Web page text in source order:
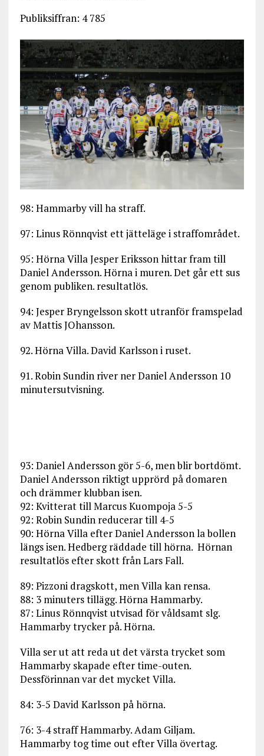
Publiksiffran: 4 785
98: Hammarby vill ha straff.
97: Linus Rönnqvist ett jätteläge i straffområdet.
95: Hörna Villa Jesper Eriksson hittar fram till
Daniel Andersson. Hörna i muren. Det går ett sus
genom publiken. resultatlös.
94: Jesper Bryngelsson skott utranför framspelad
av Mattis JOhansson.
92. Hörna Villa. David Karlsson i ruset.
91. Robin Sundin river ner Daniel Andersson 10
minutersutvisning.
93: Daniel Andersson gör 5-6, men blir bortdömt.
Daniel Andersson riktigt upprörd på domaren
och drämmer klubban isen.
92: Kvitterat till Marcus Kuompoja 5-5
92: Robin Sundin reducerar till 4-5
90: Hörna Villa efter Daniel Andersson la bollen
längs isen. Hedberg räddade till hörna. Hörnan
resultatlös efter skott från Lars Fall.
89: Pizzoni dragskott, men Villa kan rensa.
88: 3 minuters tillägg. Hörna Hammarby.
87: Linus Rönnqvist utvisad för våldsamt slg.
Hammarby trycker på. Hörna.
Villa ser ut att reda ut det värsta trycket som
Hammarby skapade efter time-outen.
Dessförinnan var det mycket Villa.
84: 3-5 David Karlsson på hörna.
76: 3-4 straff Hammarby. Adam Giljam.
Hammarby tog time out efter Villa övertag.